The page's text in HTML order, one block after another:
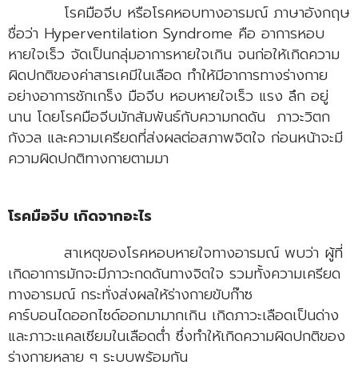
โรคมือจีบ หรือโรคหอบทางอารมณ์ ภาษาอังกฤษ
ชื่อว่า Hyperventilation Syndrome คือ อาการหอบ
หายใจเร็ว จัดเป็นกลุ่มอาการหายใจเกิน จนก่อให้เกิดความ
ผิดปกติของค่าสารเคมีในเลือด ทำให้มีอาการทางร่างกาย
อย่างอาการชักเกร็ง มือจีบ หอบหายใจเร็ว แรง ลึก อยู่
นาน โดยโรคมือจีบมักสัมพันธ์กับความกดดัน ภาวะวิตก
กังวล และความเครียดที่ส่งผลต่อสภาพจิตใจ ก่อนหน้าจะมี
ความผิดปกติทางกายตามมา
โรคมือจีบ เกิดจากอะไร
สาเหตุของโรคหอบหายใจทางอารมณ์ พบว่า ผู้ที่
เกิดอาการมักจะมีภาวะกดดันทางจิตใจ รวมทั้งความเครียด
ทางอารมณ์ กระทั่งส่งผลให้ร่างกายขับก๊าซ
คาร์บอนไดออกไซด์ออกมามากเกิน เกิดภาวะเลือดเป็นด่าง
และภาวะแคลเซียมในเลือดต่ำ ซึ่งทำให้เกิดความผิดปกติของ
ร่างกายหลาย ๆ ระบบพร้อมกัน